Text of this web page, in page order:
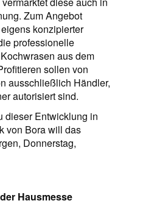
Zum Angebot
konzipierter
professionelle
aus dem
sollen von
ausschließlich Händler,
autorisiert sind.
dieser Entwicklung in
von Bora will das
Donnerstag,
Hausmesse